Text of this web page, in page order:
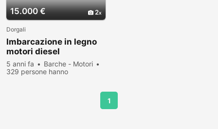
15.000 € 2
Dorgali
Imbarcazione in legno
motori diesel
5 anni fa
Barche - Motori
329 persone hanno
1